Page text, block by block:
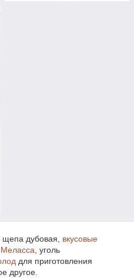
дубовая, вкусовые
Меласса , уголь
для приготовления
другое.